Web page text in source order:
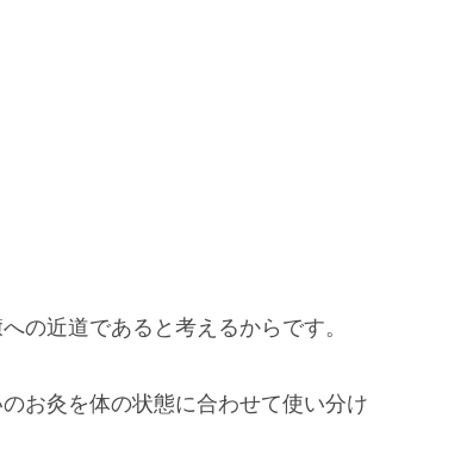
の近道であると考えるからです。
お灸を体の状態に合わせて使い分け